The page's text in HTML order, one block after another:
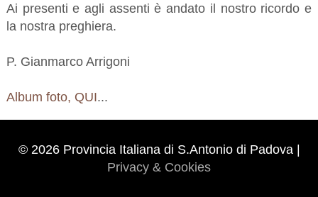
Ai presenti e agli assenti è andato il nostro ricordo e
la nostra preghiera.
P. Gianmarco Arrigoni
Album foto, QUI...
© 2026 Provincia Italiana di S.Antonio di Padova |
Privacy & Cookies